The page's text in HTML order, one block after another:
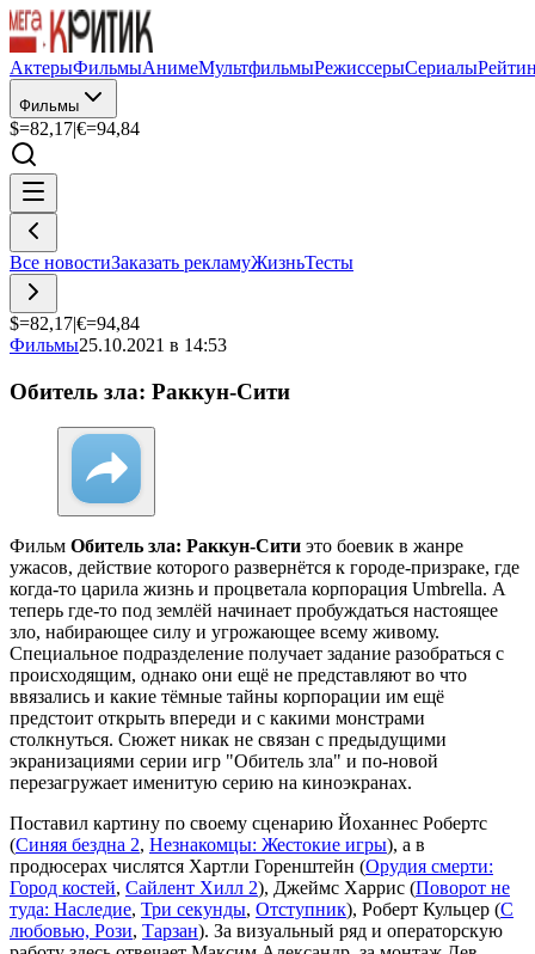
АктерыФильмыАнимеМультфильмыРежиссерыСериалы
Фильмы
$=82,17|€=94,84
Все новостиЗаказать рекламуЖизньТесты
$=82,17|€=94,84
Фильмы25.10.2021 в 14:53
Обитель зла: Раккун-Сити
Фильм Обитель зла: Раккун-Сити это боевик в жанре
ужасов, действие которого развернётся к городе-призраке, где
когда-то царила жизнь и процветала корпорация Umbrellа. А
теперь где-то под землёй начинает пробуждаться настоящее
зло, набирающее силу и угрожающее всему живому.
Специальное подразделение получает задание разобраться с
происходящим, однако они ещё не представляют во что
ввязались и какие тёмные тайны корпорации им ещё
предстоит открыть впереди и с какими монстрами
столкнуться. Сюжет никак не связан с предыдущими
экранизациями серии игр "Обитель зла" и по-новой
перезагружает именитую серию на киноэкранах.
Поставил картину по своему сценарию Йоханнес Робертс
(Синяя бездна 2, Незнакомцы: Жестокие игры), а в
продюсерах числятся Хартли Горенштейн (Орудия смерти:
Город костей, Сайлент Хилл 2), Джеймс Харрис (Поворот не
туда: Наследие, Три секунды, Отступник), Роберт Кульцер (С
любовью, Рози, Тарзан). За визуальный ряд и операторскую